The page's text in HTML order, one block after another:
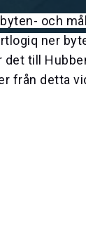
och
ner
till
från detta